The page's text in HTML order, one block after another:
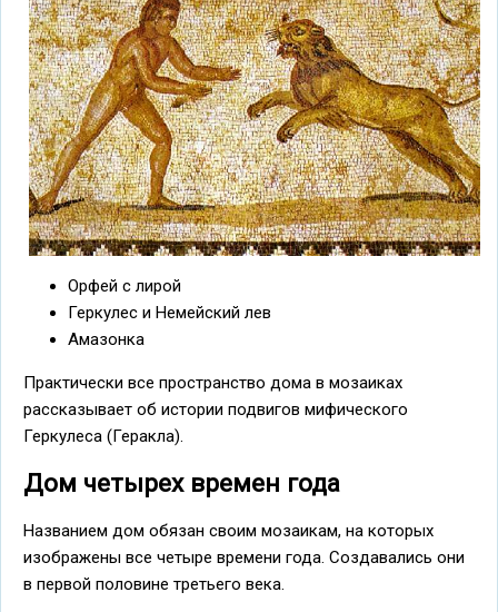
Орфей с лирой
Геркулес и Немейский лев
Амазонка
Практически все пространство дома в мозаиках
рассказывает об истории подвигов мифического
Геркулеса (Геракла).
Дом четырех времен года
Названием дом обязан своим мозаикам, на которых
изображены все четыре времени года. Создавались они
в первой половине третьего века.